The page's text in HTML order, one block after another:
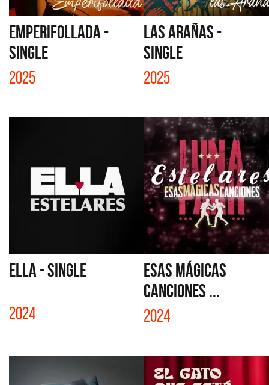
EMPERIFOLLADA -
SINGLE
2025
LAS ARAÑAS -
SINGLE
2025
ELLA - SINGLE
2024
ESAS MÁGICAS
CANCIONES ...
2024